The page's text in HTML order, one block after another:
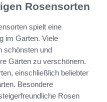
Rosensorten
spielt eine
im Garten. Viele
schönsten und
Gärten zu verschönern.
einschließlich beliebter
Besondere
Rosen